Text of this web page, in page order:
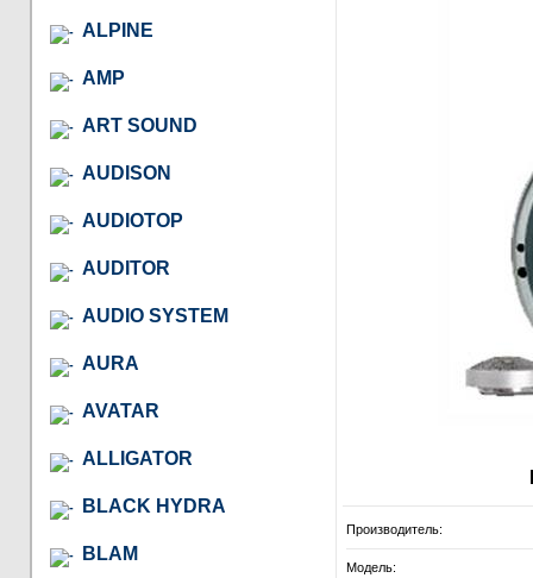
ALPINE
AMP
ART SOUND
AUDISON
AUDIOTOP
AUDITOR
AUDIO SYSTEM
AURA
AVATAR
ALLIGATOR
BLACK HYDRA
BLAM
Производитель:
Модель: